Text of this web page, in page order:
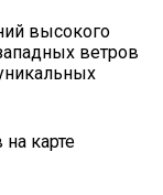
высокого
ветров